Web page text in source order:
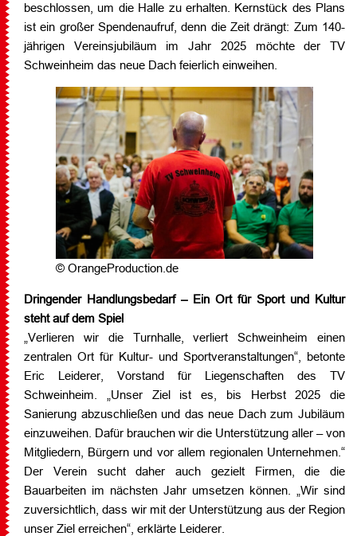
beschlossen, um die Halle zu erhalten. Kernstück des Plans
ist ein großer Spendenaufruf, denn die Zeit drängt: Zum 140-
jährigen Vereinsjubiläum im Jahr 2025 möchte der TV
Schweinheim das neue Dach feierlich einweihen.
© OrangeProduction.de
Dringender Handlungsbedarf – Ein Ort für Sport und Kultur
steht auf dem Spiel
„Verlieren wir die Turnhalle, verliert Schweinheim einen
zentralen Ort für Kultur- und Sportveranstaltungen“, betonte
Eric Leiderer, Vorstand für Liegenschaften des TV
Schweinheim. „Unser Ziel ist es, bis Herbst 2025 die
Sanierung abzuschließen und das neue Dach zum Jubiläum
einzuweihen. Dafür brauchen wir die Unterstützung aller – von
Mitgliedern, Bürgern und vor allem regionalen Unternehmen.“
Der Verein sucht daher auch gezielt Firmen, die die
Bauarbeiten im nächsten Jahr umsetzen können. „Wir sind
zuversichtlich, dass wir mit der Unterstützung aus der Region
unser Ziel erreichen“, erklärte Leiderer.